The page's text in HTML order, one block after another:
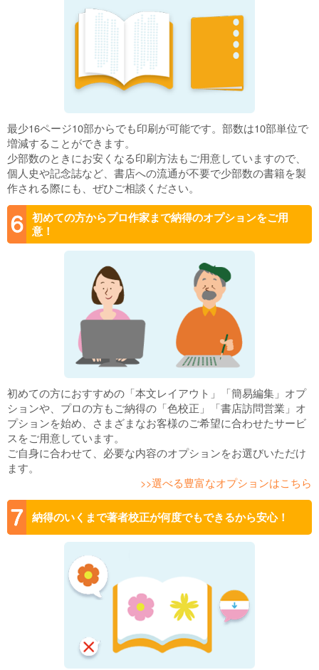
最少16ページ10部からでも印刷が可能です。部数は10部単位で
増減することができます。
少部数のときにお安くなる印刷方法もご用意していますので、
個人史や記念誌など、書店への流通が不要で少部数の書籍を製
作される際にも、ぜひご相談ください。
初めての方からプロ作家まで納得のオプションをご用
意！
初めての方におすすめの「本文レイアウト」「簡易編集」オプ
ションや、プロの方もご納得の「色校正」「書店訪問営業」オ
プションを始め、さまざまなお客様のご希望に合わせたサービ
スをご用意しています。
ご自身に合わせて、必要な内容のオプションをお選びいただけ
ます。
>>選べる豊富なオプションはこちら
納得のいくまで著者校正が何度でもできるから安心！